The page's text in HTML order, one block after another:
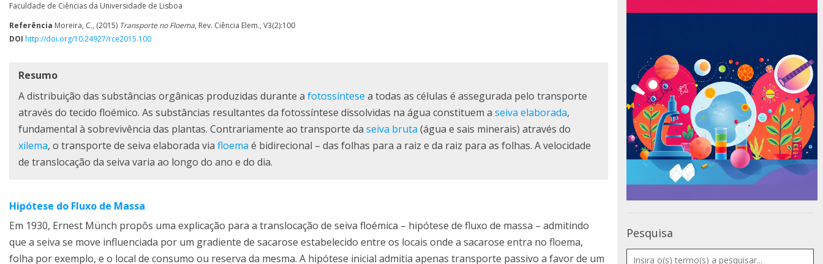
Faculdade de Ciências da Universidade de Lisboa
Referência Moreira, C., (2015) Transporte no Floema, Rev. Ciência Elem., V3(2):100
DOI http://doi.org/10.24927/rce2015.100
Resumo
A distribuição das substâncias orgânicas produzidas durante a fotossíntese a todas as células é assegurada pelo transporte
através do tecido floémico. As substâncias resultantes da fotossíntese dissolvidas na água constituem a seiva elaborada,
fundamental à sobrevivência das plantas. Contrariamente ao transporte da seiva bruta (água e sais minerais) através do
xilema, o transporte de seiva elaborada via floema é bidirecional – das folhas para a raiz e da raiz para as folhas. A velocidade
de translocação da seiva varia ao longo do ano e do dia.
Hipótese do Fluxo de Massa
Em 1930, Ernest Münch propôs uma explicação para a translocação de seiva floémica – hipótese de fluxo de massa – admitindo
que a seiva se move influenciada por um gradiente de sacarose estabelecido entre os locais onde a sacarose entra no floema,
folha por exemplo, e o local de consumo ou reserva da mesma. A hipótese inicial admitia apenas transporte passivo a favor de um
Pesquisa